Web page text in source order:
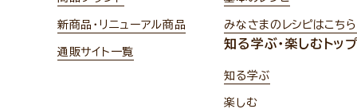
新商品・リニューアル商品
通販サイト一覧
みなさまのレシピはこちら
知る学ぶ・楽しむトッ
知る学ぶ
楽しむ